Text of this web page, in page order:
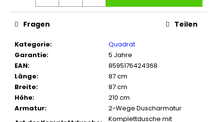
Kategorie:
Quadrat
Garantie:
5 Jahre
EAN:
8595176424368
Länge:
87 cm
Breite:
87 cm
Höhe:
210 cm
Armatur:
2-Wege Duscharmatur
Komplettdusche mit
Fragen Teilen